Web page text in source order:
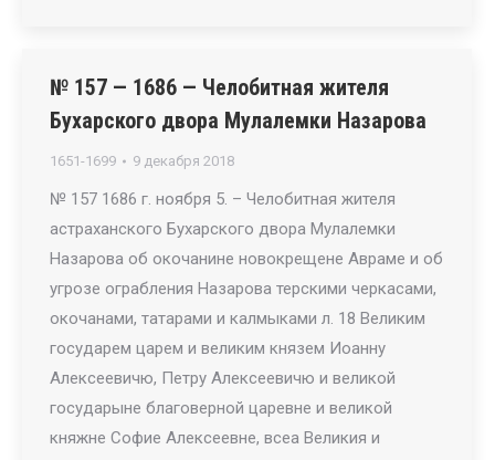
№ 157 — 1686 — Челобитная жителя
Бухарского двора Мулалемки Назарова
1651-1699 9 декабря 2018
№ 157 1686 г. ноября 5. – Челобитная жителя
астраханского Бухарского двора Мулалемки
Назарова об окочанине новокрещене Авраме и об
угрозе ограбления Назарова терскими черкасами,
окочанами, татарами и калмыками л. 18 Великим
государем царем и великим князем Иоанну
Алексеевичю, Петру Алексеевичю и великой
государыне благоверной царевне и великой
княжне Софие Алексеевне, всеа Великия и